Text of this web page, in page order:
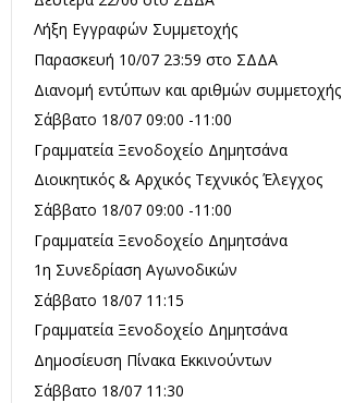
Λήξη Eγγραφών Συμμετοχής
Παρασκευή 10/07 23:59 στο ΣΔΔΑ
Διανομή εντύπων και αριθμών συμμετοχής
Σάββατο 18/07 09:00 -11:00
Γραμματεία Ξενοδοχείο Δημητσάνα
Διοικητικός & Αρχικός Τεχνικός Έλεγχος
Σάββατο 18/07 09:00 -11:00
Γραμματεία Ξενοδοχείο Δημητσάνα
1η Συνεδρίαση Αγωνοδικών
Σάββατο 18/07 11:15
Γραμματεία Ξενοδοχείο Δημητσάνα
Δημοσίευση Πίνακα Εκκινούντων
Σάββατο 18/07 11:30